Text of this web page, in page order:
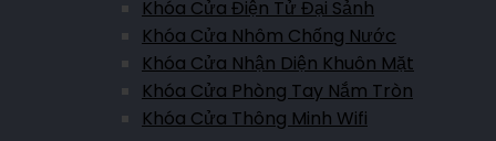
Showroom Lào Cai
Hoàng Liên, P.Kim Tân, TP.Lào Cai, Lào Cai
0961.007.365
Khóa Cửa Điện Tử Đại Sảnh
Khóa Cửa Nhôm Chống Nước
Khóa Cửa Nhận Diện Khuôn Mặt
Khóa Cửa Phòng Tay Nắm Tròn
Khóa Cửa Thông Minh Wifi